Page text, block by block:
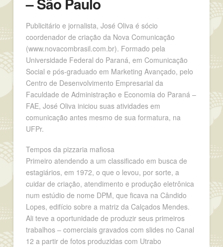
Publicitário e jornalista, José Oliva é sócio
coordenador de criação da Nova Comunicação
(www.novacombrasil.com.br). Formado pela
Universidade Federal do Paraná, em Comunicação
Social e pós-graduado em Marketing Avançado, pelo
Centro de Desenvolvimento Empresarial da
Faculdade de Administração e Economia do Paraná –
FAE, José Oliva iniciou suas atividades em
comunicação antes mesmo de sua formatura, na
UFPr.
Tempos da pizzaria mafiosa
Primeiro atendendo a um classificado em busca de
estagiários, em 1972, o que o levou, por sorte, a
cuidar de criação, atendimento e produção eletrônica
num estúdio de nome DPM, que ficava na Cândido
Lopes, edifício sobre a matriz da Calçados Mendes.
Ali teve a oportunidade de produzir seus primeiros
trabalhos – comerciais gravados com slides no Canal
12 a partir de fotos produzidas com Utrabo